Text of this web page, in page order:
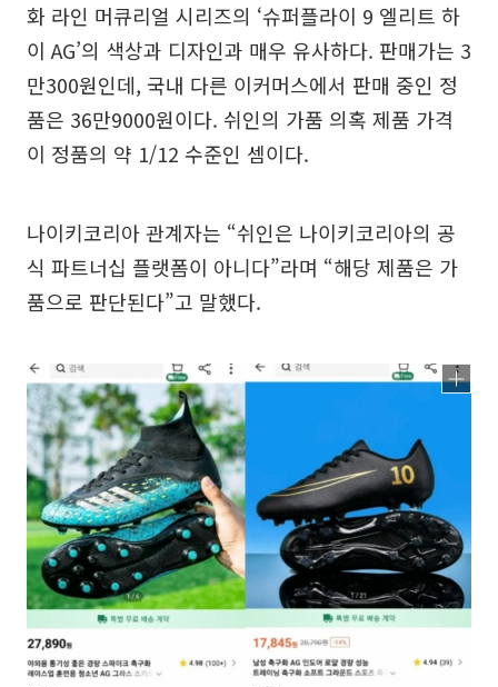
화 라인 머큐리얼 시리즈의 ‘슈퍼플라이 9 엘리트 하
이 AG’의 색상과 디자인과 매우 유사하다. 판매가는 3
만300원인데, 국내 다른 이커머스에서 판매 중인 정
품은 36만9000원이다. 쉬인의 가품 의혹 제품 가격
이 정품의 약 1/12 수준인 셈이다.
나이키코리아 관계자는 “쉬인은 나이키코리아의 공
식 파트너십 플랫폼이 아니다”라며 “해당 제품은 가
품으로 판단된다”고 말했다.